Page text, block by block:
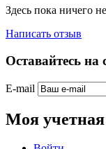
Здесь пока ничего
Написать отзыв
Оставайтесь на
E-mail
Моя учетная